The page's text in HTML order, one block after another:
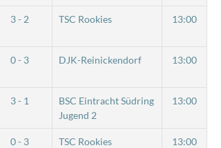
3 - 2 TSC Rookies 13:00
0 - 3 DJK-Reinickendorf 13:00
3 - 1
BSC Eintracht Südring
Jugend 2
13:00
0 - 3 TSC Rookies 13:00